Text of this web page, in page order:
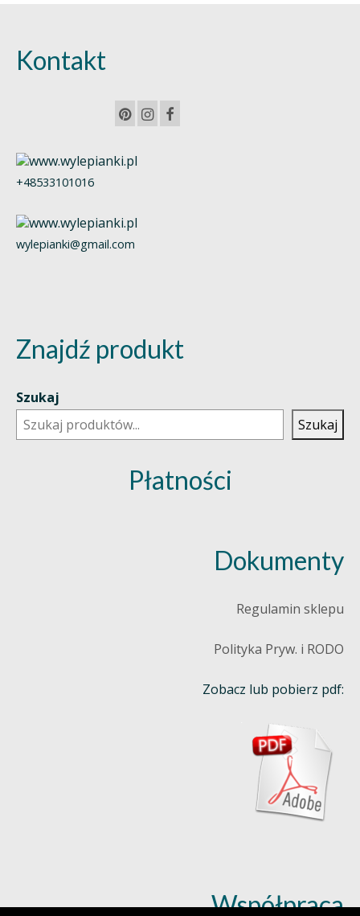
Kontakt
+48533101016
wylepianki@gmail.com
Znajdź produkt
Szukaj
Szukaj
Płatności
Dokumenty
Regulamin sklepu
Polityka Pryw. i RODO
Zobacz lub pobierz pdf:
Współpraca